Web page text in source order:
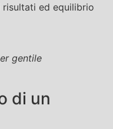
ed equilibrio
gentile
di un